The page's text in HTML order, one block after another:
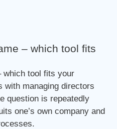
– which tool fits
which tool fits your
with managing directors
question is repeatedly
one’s own company and